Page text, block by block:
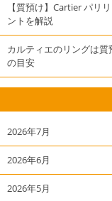
【質預け】Cartier パリ
ントを解説
カルティエのリングは
の目安
2026年7月
2026年6月
2026年5月